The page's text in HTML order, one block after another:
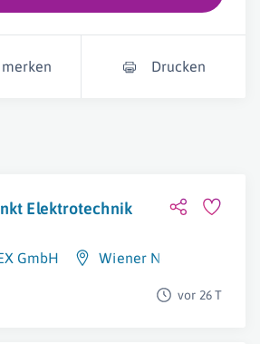
merken Drucken
Elektrotechnik
GmbH Wiener Neustadt
vor 26 T